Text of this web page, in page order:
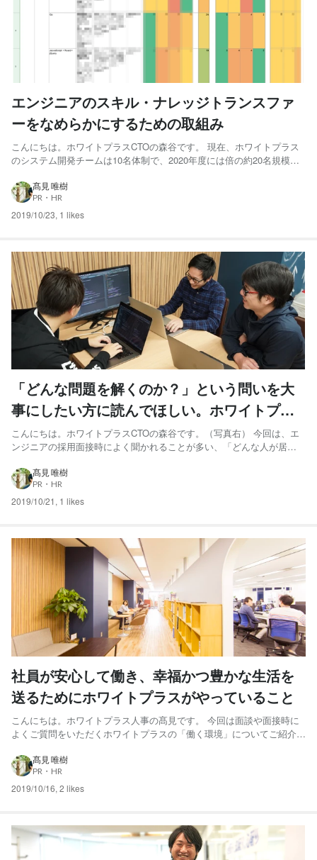
エンジニアのスキル・ナレッジトランスファ
ーをなめらかにするための取組み
こんにちは。ホワイトプラスCTOの森谷です。 現在、ホワイトプラス
のシステム開発チームは10名体制で、2020年度には倍の約20名規模の
のみ。業務委託は除く） ただし今後、複数人で開発を始めるようにな
ると、開発対象の理解度やスキルレベルの差によって開...
髙見 唯樹
PR・HR
2019/10/23, 1 likes
「どんな問題を解くのか？」という問いを大
事にしたい方に読んでほしい。ホワイトプラ
スの開発環境やエンジニアの働き方とは
こんにちは。ホワイトプラスCTOの森谷です。（写真右） 今回は、エ
ンジニアの採用面接時によく聞かれることが多い、「どんな人が居
えているのか」などについてご紹介します。 開発対象にしている事業
大きく分けると、ネット宅配クリーニング「リネット」 と、生活...
髙見 唯樹
PR・HR
2019/10/21 , 1 likes
社員が安心して働き、幸福かつ豊かな生活を
送るためにホワイトプラスがやっていること
こんにちは。ホワイトプラス人事の髙見です。 今回は面談や面接時に
よくご質問をいただくホワイトプラスの「働く環境」についてご紹介し
るホワイトプラス」として、下記のインフォグラフィックを掲載してい
ます。 上記は働く環境を定量的に表したものの一部ですが、...
髙見 唯樹
PR・HR
2019/10/16, 2 likes